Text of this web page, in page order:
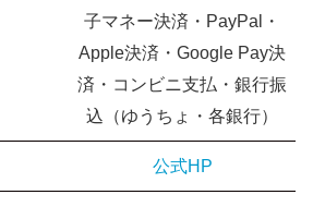
子マネー決済・PayPal・
Apple決済・Google Pay決
済・コンビニ支払・銀行振
込（ゆうちょ・各銀行）
公式HP